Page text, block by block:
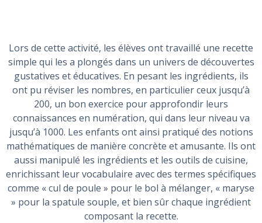
Lors de cette activité, les élèves ont travaillé une recette
simple qui les a plongés dans un univers de découvertes
gustatives et éducatives. En pesant les ingrédients, ils
ont pu réviser les nombres, en particulier ceux jusqu’à
200, un bon exercice pour approfondir leurs
connaissances en numération, qui dans leur niveau va
jusqu’à 1000. Les enfants ont ainsi pratiqué des notions
mathématiques de manière concrète et amusante. Ils ont
aussi manipulé les ingrédients et les outils de cuisine,
enrichissant leur vocabulaire avec des termes spécifiques
comme « cul de poule » pour le bol à mélanger, « maryse
» pour la spatule souple, et bien sûr chaque ingrédient
composant la recette.